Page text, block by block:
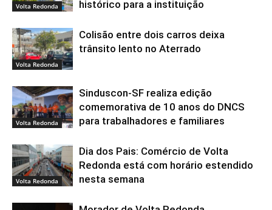
Volta Redonda histórico para a instituição
Volta Redonda
Colisão entre dois carros deixa
trânsito lento no Aterrado
Volta Redonda
Sinduscon-SF realiza edição
comemorativa de 10 anos do DNCS
para trabalhadores e familiares
Volta Redonda
Dia dos Pais: Comércio de Volta
Redonda está com horário estendido
nesta semana